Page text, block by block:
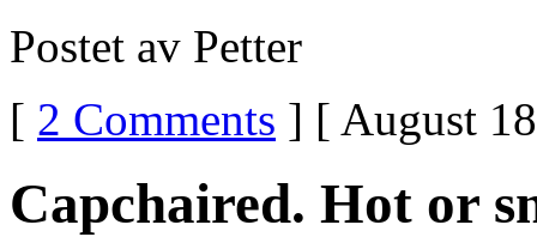
Postet av Petter
[ 2 Comments ] [ August
Capchaired. Hot or